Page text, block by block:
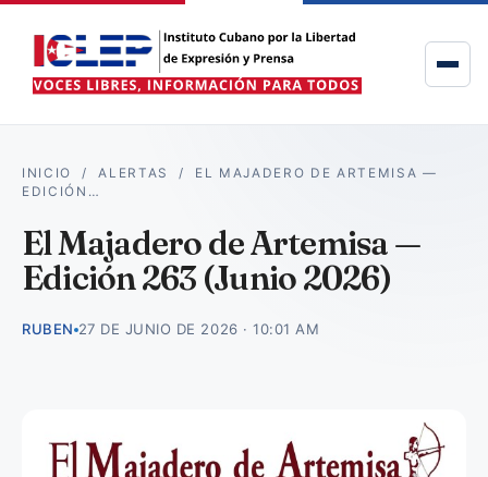
INICIO /ALERTAS / EL MAJADERO DE ARTEMISA —
EDICIÓN…
El Majadero de Artemisa —
Edición 263 (Junio 2026)
RUBEN 27 DE JUNIO DE 2026 · 10:01 AM